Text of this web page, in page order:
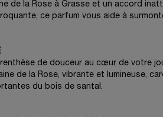
de la Rose à Grasse et un accord
ce parfum vous aide à
de douceur au cœur de votre
de la Rose, vibrante et lumineuse,
du bois de santal.